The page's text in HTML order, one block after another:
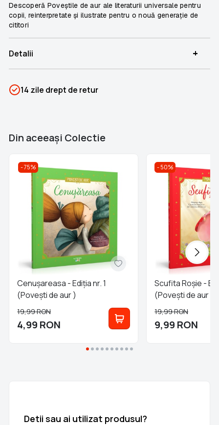
Descoperă Poveștile de aur ale literaturii universale pentru
copii, reinterpretate și ilustrate pentru o nouă generație de
cititori
Detalii +
Categorii
Povești de aur
14 zile drept de retur
Din aceeaşi Colectie
75%
Cenuşareasa - Ediția nr. 1
(Poveşti de aur )
4,99 RON
19,99RON
50%
Scufita Roşie -
(Poveşti de aur )
9,99 RON
19,99RON
Detii sau ai utilizat produsul?